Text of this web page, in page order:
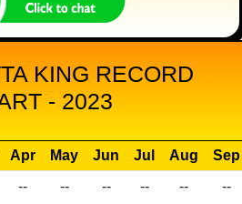
KING RECORD
- 2023
Apr May Jun Jul Aug
Sep
-- -- -- -- -- --